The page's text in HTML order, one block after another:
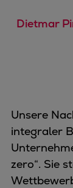
Dietmar
Unsere
integraler
zero“. Sie